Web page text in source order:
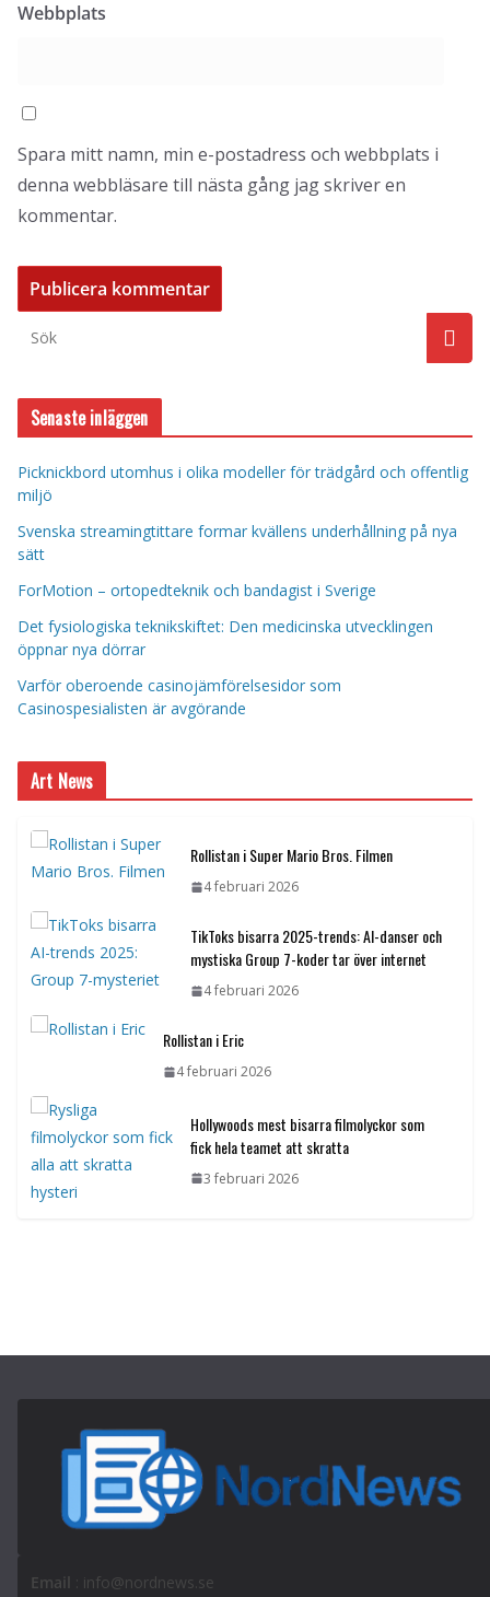
Webbplats
Spara mitt namn, min e-postadress och webbplats i
denna webbläsare till nästa gång jag skriver en
kommentar.
Senaste inläggen
Picknickbord utomhus i olika modeller för trädgård och offentlig
miljö
Svenska streamingtittare formar kvällens underhållning på nya
sätt
ForMotion – ortopedteknik och bandagist i Sverige
Det fysiologiska teknikskiftet: Den medicinska utvecklingen
öppnar nya dörrar
Varför oberoende casinojämförelsesidor som
Casinospesialisten är avgörande
Art News
Rollistan i Super Mario Bros. Filmen
4 februari 2026
TikToks bisarra 2025-trends: AI-danser och
mystiska Group 7-koder tar över internet
4 februari 2026
Rollistan i Eric
4 februari 2026
Hollywoods mest bisarra filmolyckor som
fick hela teamet att skratta
3 februari 2026
Email : info@nordnews.se